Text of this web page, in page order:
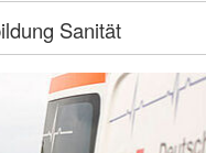
Sanität